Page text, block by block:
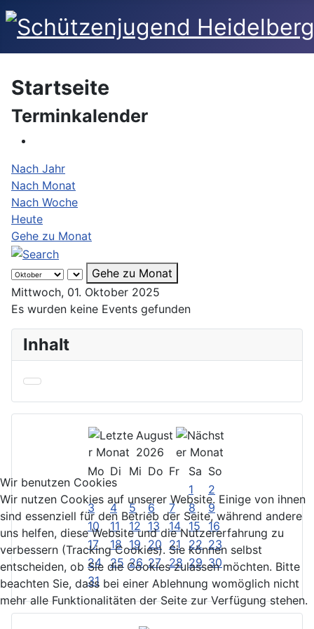
Startseite
Terminkalender
Nach Jahr
Nach Monat
Nach Woche
Heute
Gehe zu Monat
Gehe zu Monat
Mittwoch, 01. Oktober 2025
Es wurden keine Events gefunden
Inhalt
August
2026
Mo Di Mi Do Fr Sa So
1
2
3
4 5 6 7 8
9
10
11 12 13 14 15
16
17
18 19 20 21 22 23
24 25 26 27 28 29 30
31
Wir benutzen Cookies
Wir nutzen Cookies auf unserer Website. Einige von ihnen
sind essenziell für den Betrieb der Seite, während andere
uns helfen, diese Website und die Nutzererfahrung zu
verbessern (Tracking Cookies). Sie können selbst
entscheiden, ob Sie die Cookies zulassen möchten. Bitte
beachten Sie, dass bei einer Ablehnung womöglich nicht
mehr alle Funktionalitäten der Seite zur Verfügung stehen.